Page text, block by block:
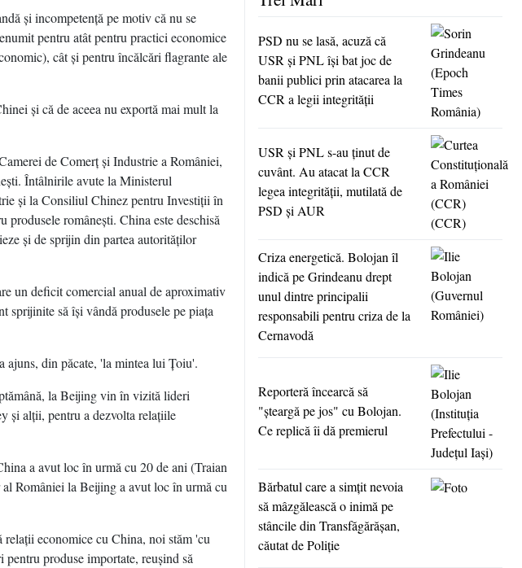
şi incompetenţă pe motiv că nu se
pentru atât pentru practici economice
cât şi pentru încălcări flagrante ale
şi că de aceea nu exportă mai mult la
de Comerţ şi Industrie a României,
Întâlnirile avute la Ministerul
şi la Consiliul Chinez pentru Investiţii în
produsele româneşti. China este deschisă
şi de sprijin din partea autorităţilor
un deficit comercial anual de aproximativ
sprijinite să îşi vândă produsele pe piaţa
din păcate, 'la mintea lui Ţoiu'.
la Beijing vin în vizită lideri
şi alţii, pentru a dezvolta relaţiile
a avut loc în urmă cu 20 de ani (Traian
României la Beijing a avut loc în urmă cu
economice cu China, noi stăm 'cu
produse importate, reuşind să
PSD nu se lasă, acuză că
USR şi PNL îşi bat joc de
banii publici prin atacarea la
CCR a legii integrităţii
USR şi PNL s-au ţinut de
cuvânt. Au atacat la CCR
legea integrităţii, mutilată de
PSD şi AUR
Criza energetică. Bolojan îl
indică pe Grindeanu drept
unul dintre principalii
responsabili pentru criza de la
Cernavodă
Reporteră încearcă să
"şteargă pe jos" cu Bolojan.
Ce replică îi dă premierul
Bărbatul care a simţit nevoia
să mâzgălească o inimă pe
stâncile din Transfăgărăşan,
căutat de Poliţie